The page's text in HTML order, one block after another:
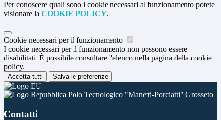
Per conoscere quali sono i cookie necessari al funzionamento potete
visionare la COOKIE POLICY.
Cookie necessari per il funzionamento
I cookie necessari per il funzionamento non possono essere
disabilitati. È possibile consultare l'elenco nella pagina della cookie
policy.
Accetta tutti Salva le preferenze
Polo Tecnologico "Manetti-Porciatti" Grosseto
Contatti